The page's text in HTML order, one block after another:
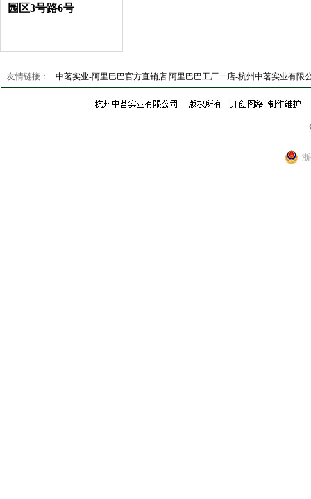
园区3号路6号
友情链接： 中茗实业-阿里巴巴官方直销店 阿里巴巴工厂一店-杭州中茗实业有限